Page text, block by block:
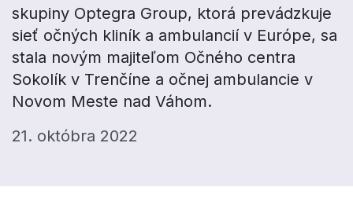
skupiny Optegra Group, ktorá prevádzkuje
sieť očných kliník a ambulancií v Európe, sa
stala novým majiteľom Očného centra
Sokolík v Trenčíne a očnej ambulancie v
Novom Meste nad Váhom.
21. októbra 2022